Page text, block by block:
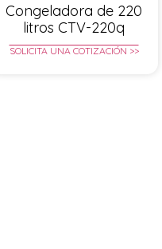
Congeladora de 220
litros CTV-220q
SOLICITA UNA COTIZACIÓN >>